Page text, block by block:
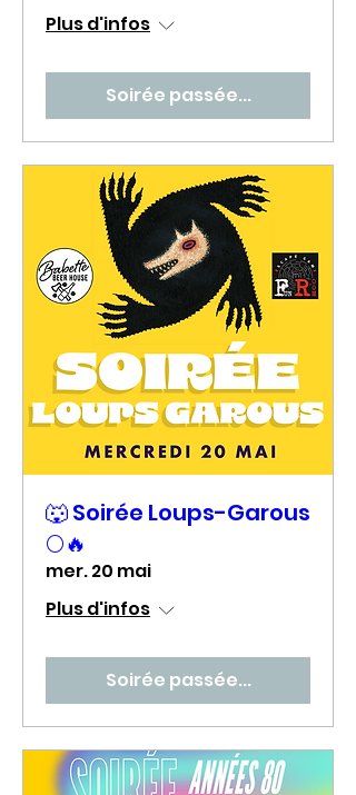
Plus d'infos
Soirée passée...
🐺 Soirée Loups-Garous
🌕🔥
mer. 20 mai
Plus d'infos
Soirée passée...